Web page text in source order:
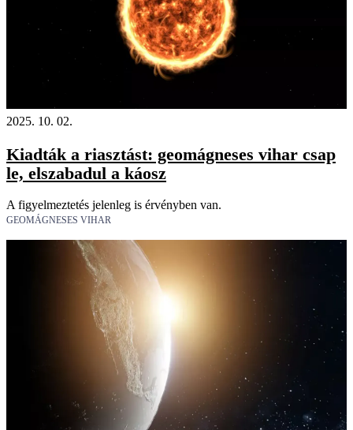
2025. 10. 02.
Kiadták a riasztást: geomágneses vihar csap
le, elszabadul a káosz
A figyelmeztetés jelenleg is érvényben van.
GEOMÁGNESES VIHAR